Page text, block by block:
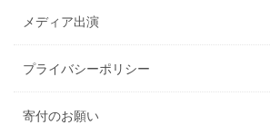
メディア出演
プライバシーポリシー
寄付のお願い